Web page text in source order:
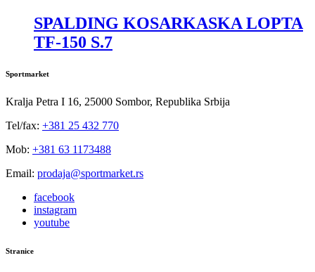
SPALDING KOSARKASKA LOPTA
TF-150 S.7
Sportmarket
Kralja Petra I 16, 25000 Sombor, Republika Srbija
Tel/fax: +381 25 432 770
Mob: +381 63 1173488
Email: prodaja@sportmarket.rs
facebook
instagram
youtube
Stranice